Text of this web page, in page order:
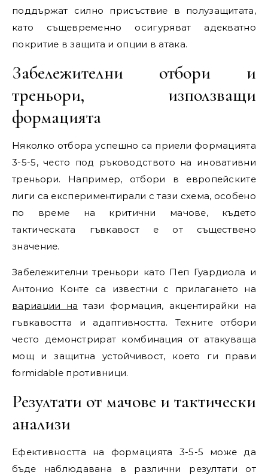
поддържат силно присъствие в полузащитата,
като същевременно осигуряват адекватно
покритие в защита и опции в атака.
Забележителни отбори и
треньори, използващи
формацията
Няколко отбора успешно са приели формацията
3-5-5, често под ръководството на иновативни
треньори. Например, отбори в европейските
лиги са експериментирали с тази схема, особено
по време на критични мачове, където
тактическата гъвкавост е от съществено
значение.
Забележителни треньори като Пеп Гуардиола и
Антонио Конте са известни с прилагането на
вариации на тази формация, акцентирайки на
гъвкавостта и адаптивността. Техните отбори
често демонстрират комбинация от атакуваща
мощ и защитна устойчивост, което ги прави
formidable противници.
Резултати от мачове и тактически
анализи
Ефективността на формацията 3-5-5 може да
бъде наблюдавана в различни резултати от